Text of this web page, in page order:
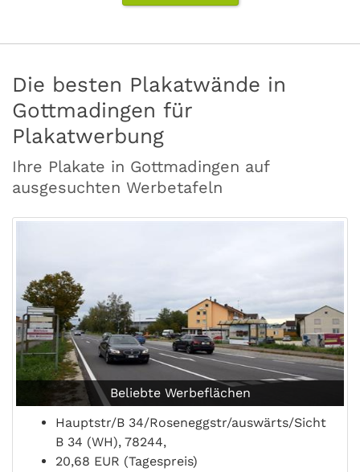
Die besten Plakatwände in
Gottmadingen für
Plakatwerbung
Ihre Plakate in Gottmadingen auf
ausgesuchten Werbetafeln
Beliebte Werbeflächen
Hauptstr/B 34/Roseneggstr/auswärts/Sicht
B 34 (WH), 78244,
20,68 EUR (Tagespreis)